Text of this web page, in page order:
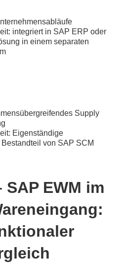
integriert in SAP ERP oder
in einem separaten
Supply
Eigenständige
von SAP SCM
SAP EWM im